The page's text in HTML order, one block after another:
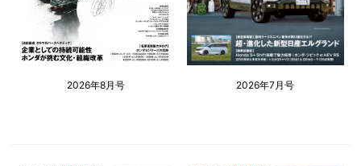
2026年8月号 2026年7月号